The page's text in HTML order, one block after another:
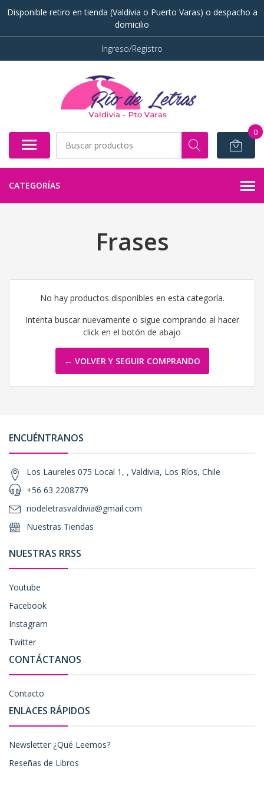
Disponible retiro en tienda (Valdivia o Puerto Varas) o despacho a
domicilio
Ingreso/Registro
0
CATEGORÍAS
Frases
No hay productos disponibles en esta categoría.
Intenta buscar nuevamente o sigue comprando al hacer
click en el botón de abajo
← VOLVER Y SEGUIR COMPRANDO
ENCUÉNTRANOS
Los Laureles 075 Local 1, , Valdivia, Los Ríos, Chile
+56 63 2208779
riodeletrasvaldivia@gmail.com
Nuestras Tiendas
NUESTRAS RRSS
Youtube
Facebook
Instagram
Twitter
CONTÁCTANOS
Contacto
ENLACES RÁPIDOS
Newsletter ¿Qué Leemos?
Reseñas de Libros